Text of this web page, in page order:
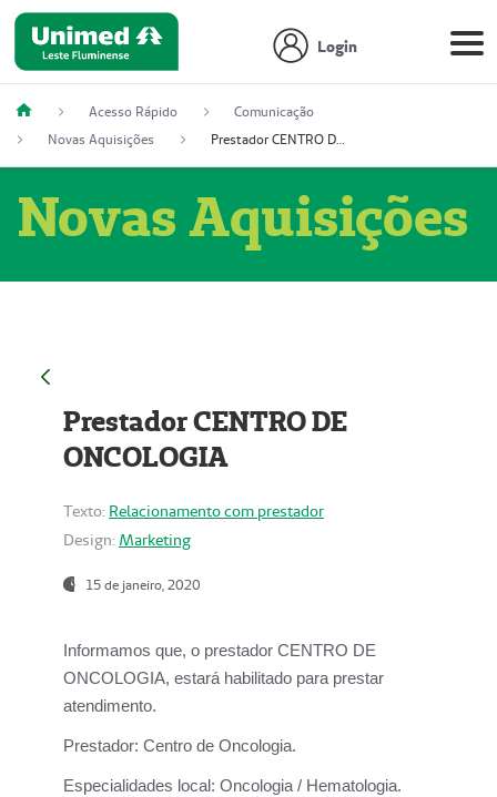
Login
Acesso Rápido
Comunicação
Novas Aquisições
Prestador CENTRO DE ONCOLOGIA
Novas Aquisições
Prestador CENTRO DE
ONCOLOGIA
Texto: Relacionamento com prestador
Design: Marketing
15 de janeiro, 2020
Informamos que, o prestador CENTRO DE
ONCOLOGIA, estará habilitado para prestar
atendimento.
Prestador: Centro de Oncologia.
Especialidades local: Oncologia / Hematologia.